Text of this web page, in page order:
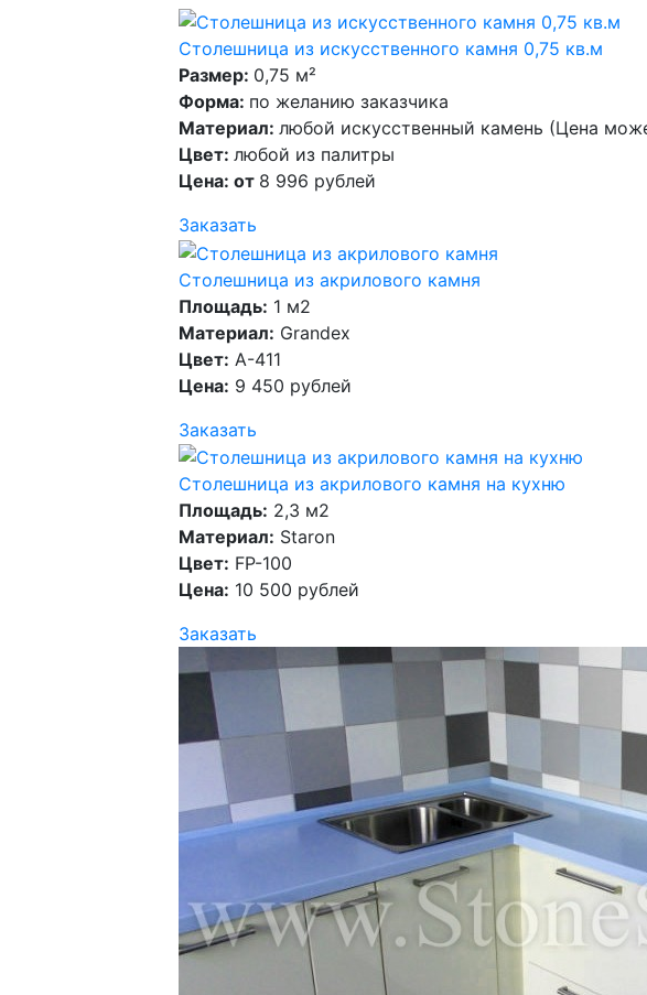
Столешница из искусственного камня 0,75 кв.м
Размер: 0,75 м²
Форма: по желанию заказчика
Материал: любой искусственный камень (Цена
Цвет: любой из палитры
Цена: от 8 996 рублей
Заказать
Столешница из акрилового камня
Площадь: 1 м2
Материал: Grandex
Цвет: A-411
Цена: 9 450 рублей
Заказать
Столешница из акрилового камня на кухню
Площадь: 2,3 м2
Материал: Staron
Цвет: FP-100
Цена: 10 500 рублей
Заказать